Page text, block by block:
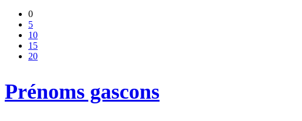
0
5
10
15
20
Prénoms gascons